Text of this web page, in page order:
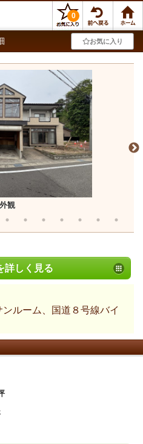
0
お気に入り
外観
詳しく見る
ルーム、国道８号線バイ